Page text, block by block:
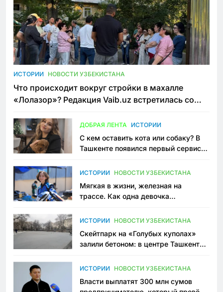
ИСТОРИИ НОВОСТИ УЗБЕКИСТАНА
Что происходит вокруг стройки в махалле
«Лолазор»? Редакция Vaib.uz встретилась со
ДОБРАЯ ЛЕНТА ИСТОРИИ
С кем оставить кота или собаку? В
Ташкенте появился первый сервис
ИСТОРИИ НОВОСТИ УЗБЕКИСТАНА
Мягкая в жизни, железная на
трассе. Как одна девочка
Узбекистане
ИСТОРИИ НОВОСТИ УЗБЕКИСТАНА
Скейтпарк на «Голубых куполах»
залили бетоном: в центре Ташкента
пространство
ИСТОРИИ НОВОСТИ УЗБЕКИСТАНА
Власти выплатят 300 млн сумов